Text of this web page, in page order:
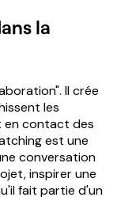
la
Il crée
les
en contact des
est une
conversation
inspirer une
fait partie d'un